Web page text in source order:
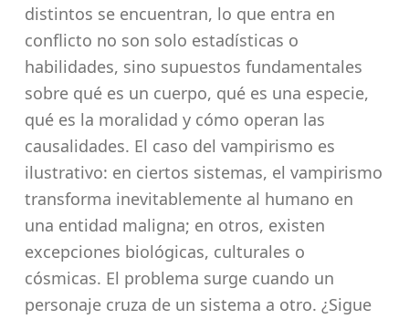
distintos se encuentran, lo que entra en
conflicto no son solo estadísticas o
habilidades, sino supuestos fundamentales
sobre qué es un cuerpo, qué es una especie,
qué es la moralidad y cómo operan las
causalidades. El caso del vampirismo es
ilustrativo: en ciertos sistemas, el vampirismo
transforma inevitablemente al humano en
una entidad maligna; en otros, existen
excepciones biológicas, culturales o
cósmicas. El problema surge cuando un
personaje cruza de un sistema a otro. ¿Sigue